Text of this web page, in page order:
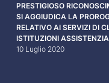
PRESTIGIOSO
SI AGGIUDICA LA
RELATIVO AI SERVIZI DI
ISTITUZIONI
10 Luglio 2020